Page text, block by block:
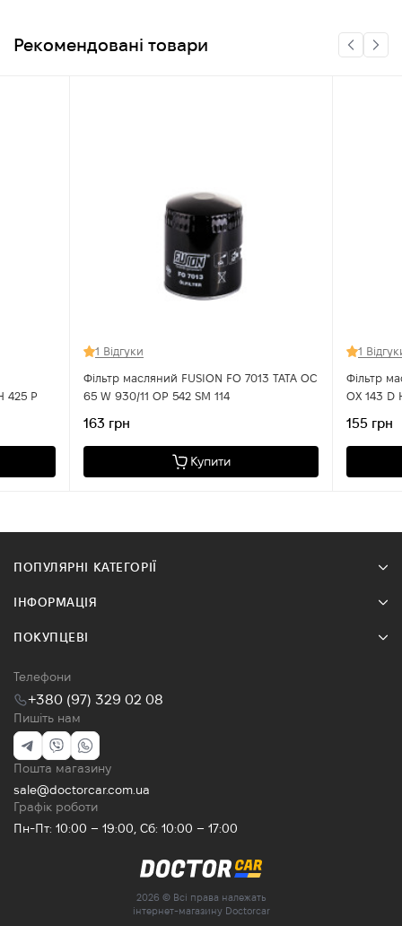
Рекомендовані товари
OX 153/7 D OE 640/2 SH 425 P
1 Відгуки
Фільтр масляний FUSION FO 7013 TATA OC
65 W 930/11 OP 542 SM 114
163 грн
Купити
1
Фільтр
OX 143 D
155 грн
ПОПУЛЯРНІ КАТЕГОРІЇ
ІНФОРМАЦІЯ
ПОКУПЦЕВІ
Телефони
+380 (97) 329 02 08
Пишіть нам
Пошта магазину
sale@doctorcar.com.ua
Графік роботи
Пн-Пт: 10:00 – 19:00, Сб: 10:00 – 17:00
2026 © Всі права належать
інтернет-магазину Doctorcar